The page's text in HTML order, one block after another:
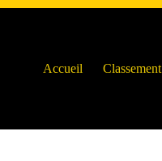
Accueil
Classement